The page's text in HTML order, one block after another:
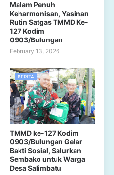
Malam Penuh
Keharmonisan, Yasinan
Rutin Satgas TMMD Ke-
127 Kodim
0903/Bulungan
February 13, 2026
BERITA
TMMD ke-127 Kodim
0903/Bulungan Gelar
Bakti Sosial, Salurkan
Sembako untuk Warga
Desa Salimbatu